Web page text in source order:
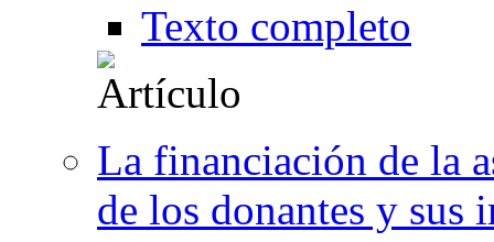
Texto completo
La financiación de la
de los donantes y sus